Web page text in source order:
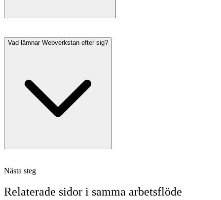
Vad lämnar Webverkstan efter sig?
Nästa steg
Relaterade sidor i samma arbetsflöde